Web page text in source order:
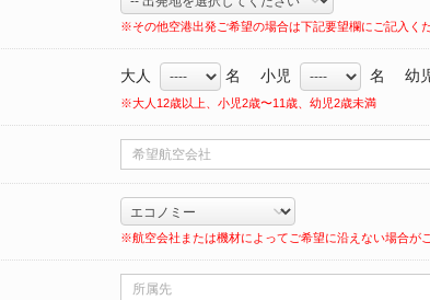
※その他空港出発ご希望の場合は下記要望欄にご記入くだ
大人 名 小児 名 幼
※大人12歳以上、小児2歳〜11歳、幼児2歳未満
※航空会社または機材によってご希望に沿えない場合が